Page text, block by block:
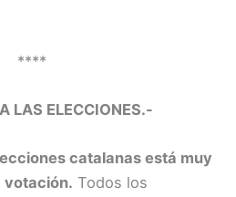
****
LAS ELECCIONES.-
catalanas está muy
votación. Todos los